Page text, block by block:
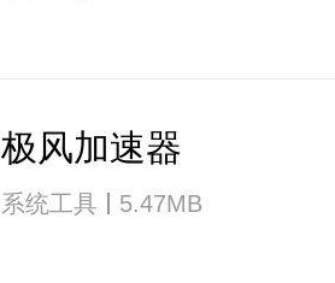
极风加速器
系统工具 5.47MB